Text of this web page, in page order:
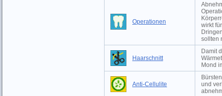
Operationen
wirkt
sollten
Haarschnitt
Damit
Mond
Anti-Cellulite
und